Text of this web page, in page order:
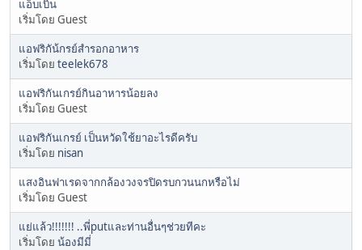
แอ็บเบิ้น
เริ่มโดย Guest
แอฟริกัน้กรย์สำรอกอาหาร
เริ่มโดย teelek678
แอฟริกันเกรย์กินอาหารน้อยลง
เริ่มโดย Guest
แอฟริกันเกรย์ เป็นหวัดใช้ยาอะไรดีครับ
เริ่มโดย nisan
แสงอินฟาเรดจากกล้องวงจรปิดรบกวนนกหรือไม่
เริ่มโดย Guest
แย่แล้ว!!!!!!! ..พี่putและท่านอื่นๆช่วยทีคะ
เริ่มโดย น้องมีมี่